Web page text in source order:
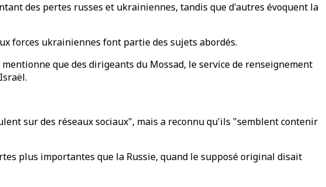
des pertes russes et ukrainiennes, tandis que d'autres évoquent la
forces ukrainiennes font partie des sujets abordés.
que des dirigeants du Mossad, le service de renseignement
sur des réseaux sociaux", mais a reconnu qu'ils "semblent contenir
plus importantes que la Russie, quand le supposé original disait